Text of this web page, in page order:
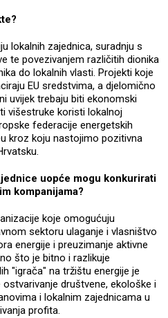
lokalnih zajednica, suradnju s
te povezivanjem različitih dionika
do lokalnih vlasti. Projekti koje
EU sredstvima, a djelomično
uvijek trebaju biti ekonomski
višestruke koristi lokalnoj
federacije energetskih
kroz koju nastojimo pozitivna
uopće mogu konkurirati
kompanijama?
koje omogućuju
sektoru ulaganje i vlasništvo
energije i preuzimanje aktivne
što je bitno i razlikuje
"igrača" na tržištu energije je
društvene, ekološke i
i lokalnim zajednicama u
profita.